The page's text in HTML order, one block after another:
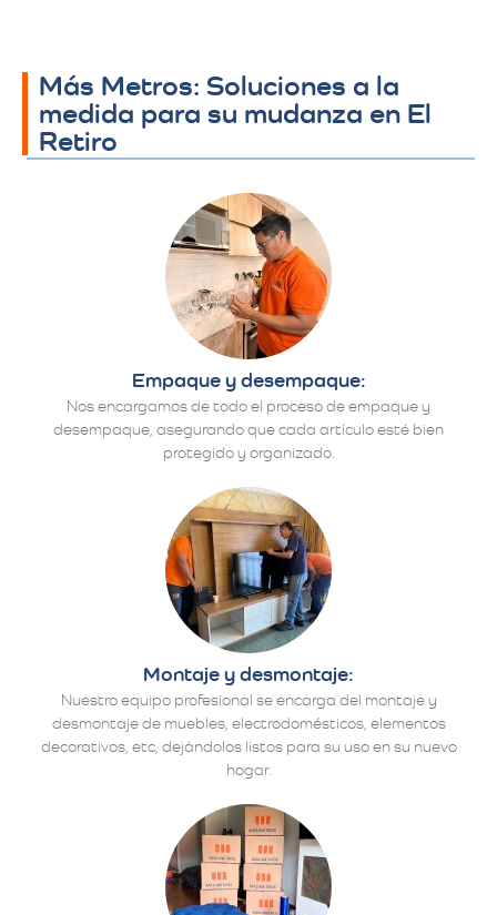
Más Metros: Soluciones a la
medida para su mudanza en El
Retiro
Empaque y desempaque:
Nos encargamos de todo el proceso de empaque y
desempaque, asegurando que cada artículo esté bien
protegido y organizado.
Montaje y desmontaje:
Nuestro equipo profesional se encarga del montaje y
desmontaje de muebles, electrodomésticos, elementos
decorativos, etc, dejándolos listos para su uso en su nuevo
hogar.